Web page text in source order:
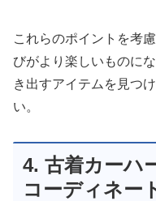
これらのポイントを考
びがより楽しいものに
き出すアイテムを見つ
い。
4. 古着カーハ
コーディネー